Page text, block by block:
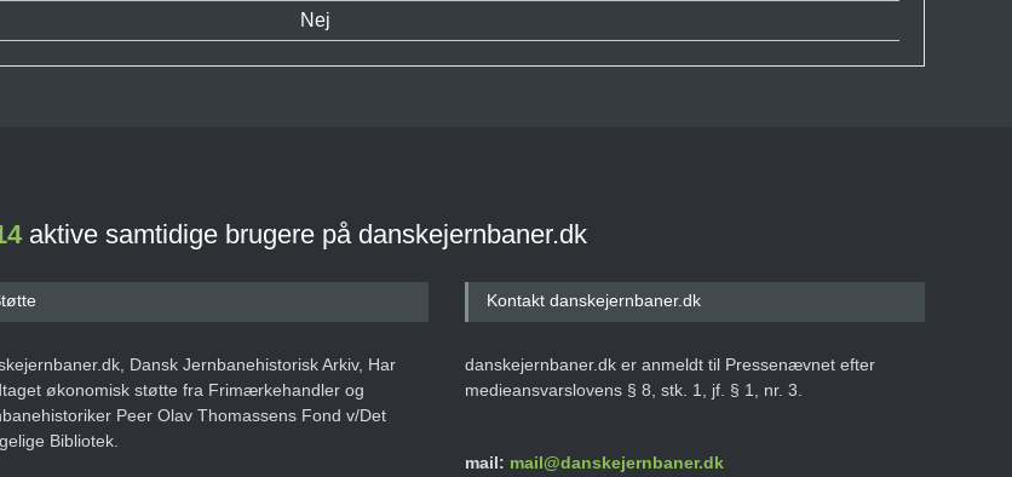
Nej
aktive samtidige brugere på danskejernbaner.dk
Dansk Jernbanehistorisk Arkiv, Har
økonomisk støtte fra Frimærkehandler og
Peer Olav Thomassens Fond v/Det
Bibliotek.
Kontakt danskejernbaner.dk
danskejernbaner.dk er anmeldt til Pressenævnet efter
medieansvarslovens § 8, stk. 1, jf. § 1, nr. 3.
mail: mail@danskejernbaner.dk